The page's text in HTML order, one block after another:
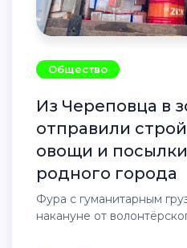
Общество
Из Череповца в зону СВО
отправили
овощи и
родного города
Фура с гуманитарным грузом отправилась
накануне от